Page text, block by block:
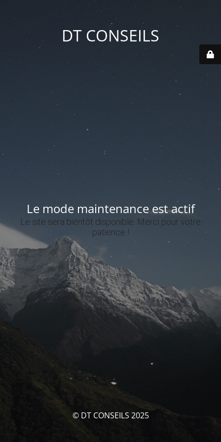
DT CONSEILS
Le mode maintenance est actif
Le site sera bientôt disponible. Merci pour votre
patience !
© DT CONSEILS 2025